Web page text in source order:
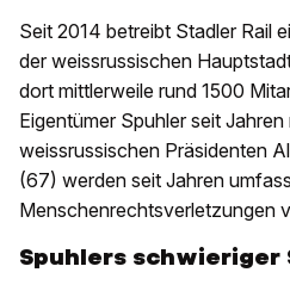
Seit 2014 betreibt Stadler Rail
der weissrussischen
dort mittlerweile rund 1500
Eigentümer Spuhler seit
weissrussischen Präsidenten
(67) werden seit Jahren
Menschenrechtsverletzungen
Spuhlers schwieriger